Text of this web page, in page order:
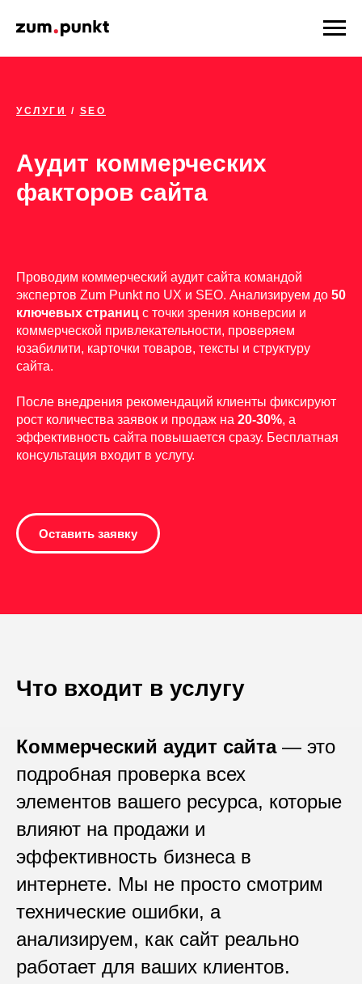
УСЛУГИ / SEO
Аудит коммерческих
факторов сайта
Проводим коммерческий аудит сайта командой
экспертов Zum Punkt по UX и SEO. Анализируем до 50
ключевых страниц с точки зрения конверсии и
коммерческой привлекательности, проверяем
юзабилити, карточки товаров, тексты и структуру
сайта.
После внедрения рекомендаций клиенты фиксируют
рост количества заявок и продаж на 20-30%, а
эффективность сайта повышается сразу. Бесплатная
консультация входит в услугу.
Оставить заявку
Что входит в услугу
Коммерческий аудит сайта— это
подробная проверка всех
элементов вашего ресурса, которые
влияют на продажи и
эффективность бизнеса в
интернете. Мы не просто смотрим
технические ошибки, а
анализируем, как сайт реально
работает для ваших клиентов.